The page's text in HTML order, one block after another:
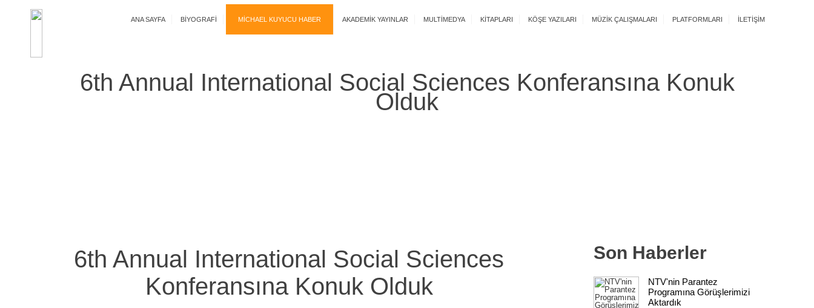
ANA SAYFA BIYOGRAFI MICHAEL KUYUCU HABER AKADEMIK YAYINLAR MULTIMEDYA KITAPLARI KÖŞE YAZILARI MÜZIK ÇALIŞMALARI PLATFORMLARI İLETIŞIM
6th Annual International Social Sciences Konferansına Konuk
Olduk
6th Annual International Social Sciences
Konferansına Konuk Olduk
Son Haberler
NTV'nin Parantez
Programına Görüşlerimizi
Aktardık